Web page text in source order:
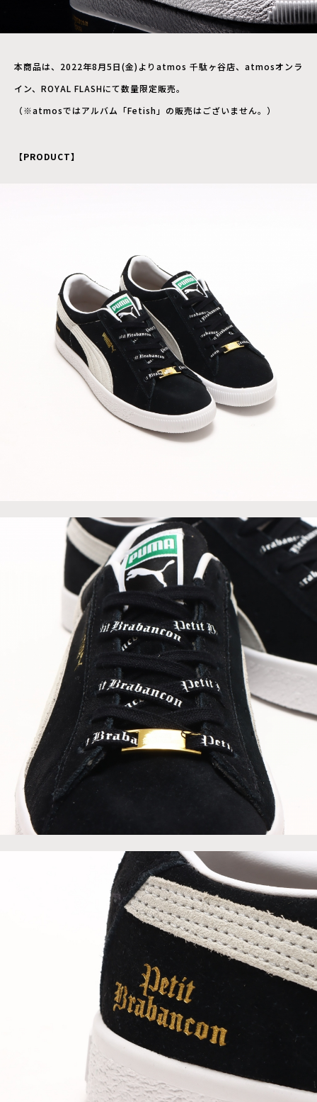
本商品は、2022年8月5日(金)よりatmos 千駄ヶ谷店、atmosオンラ
イン、ROYAL FLASHにて数量限定販売。
（※atmosではアルバム「Fetish」の販売はございません。）
【PRODUCT】